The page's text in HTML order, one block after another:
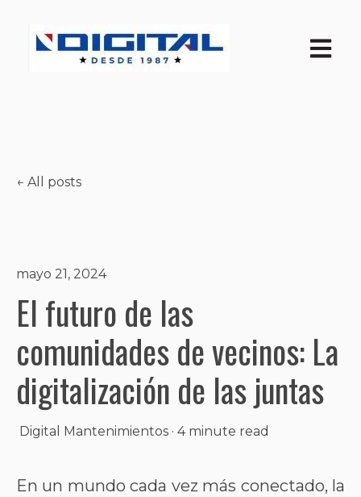
Open
All posts
mayo 21, 2024
El futuro de las
comunidades de vecinos: La
digitalización de las juntas
Digital Mantenimientos · 4 minute read
En un mundo cada vez más conectado, la